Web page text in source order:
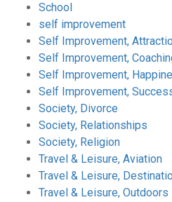
School
self improvement
Self Improvement,
Self Improvement,
Self Improvement,
Self Improvement,
Society, Divorce
Society, Relationships
Society, Religion
Travel & Leisure, Aviation
Travel & Leisure,
Travel & Leisure, Outdoors